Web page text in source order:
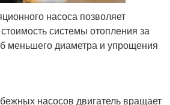
насоса позволяет
системы отопления за
меньшего диаметра и упрощения
насосов двигатель вращает